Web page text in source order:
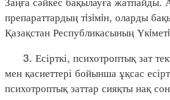
препараттардың тiзiмiн, оларды
Қазақстан Республикасының
3. Есірткі, психотроптық зат
мен қасиеттері бойынша ұқсас
психотроптық заттар сияқты нақ